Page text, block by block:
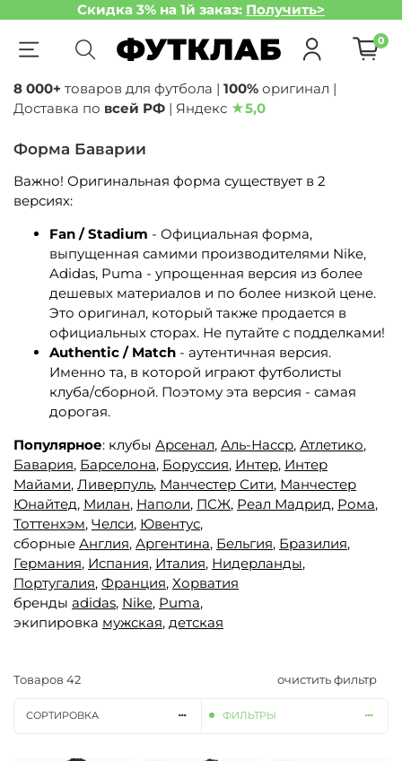
Скидка 3% на 1й заказ: Получить>
0
8 000+ товаров для футбола | 100% оригинал |
Доставка по всей РФ | Яндекс ★5,0
Форма Баварии
Важно! Оригинальная форма существует в 2
версиях:
Fan / Stadium - Официальная форма,
выпущенная самими производителями Nike,
Adidas, Puma - упрощенная версия из более
дешевых материалов и по более низкой цене.
Это оригинал, который также продается в
официальных сторах. Не путайте с подделками!
Authentic / Match - аутентичная версия.
Именно та, в которой играют футболисты
клуба/сборной. Поэтому эта версия - самая
дорогая.
Популярное: клубы Арсенал, Аль-Насср, Атлетико,
Бавария, Барселона, Боруссия, Интер, Интер
Майами, Ливерпуль, Манчестер Сити, Манчестер
Юнайтед, Милан, Наполи, ПСЖ, Реал Мадрид, Рома,
Тоттенхэм, Челси, Ювентус,
сборные Англия, Аргентина, Бельгия, Бразилия,
Германия, Испания, Италия, Нидерланды,
Португалия, Франция, Хорватия
бренды adidas, Nike, Puma,
экипировка мужская, детская
Товаров 42 очистить фильтр
СОРТИРОВКА ФИЛЬТРЫ